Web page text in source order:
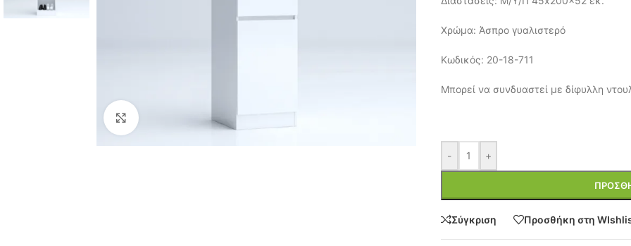
Χρώμα: Άσπρο γυαλιστερό
Κωδικός: 20-18-711
Μπορεί να συνδυαστεί με δίφυλλη
- +
Σύγκριση Προσθήκη στη